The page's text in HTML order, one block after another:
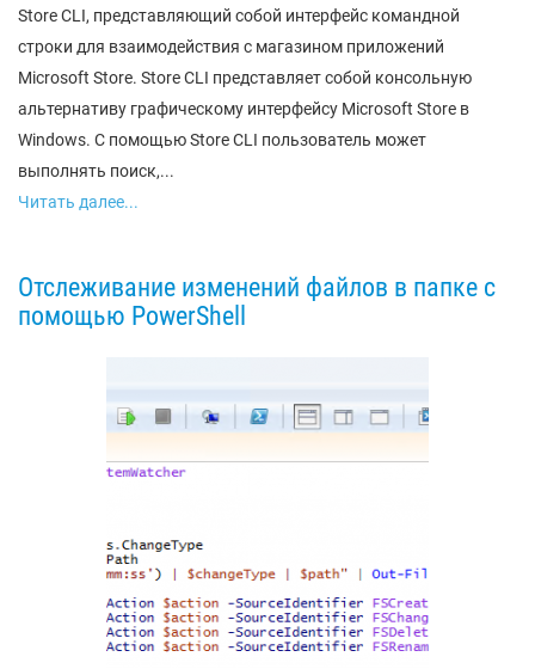
Store CLI, представляющий собой интерфейс командной
строки для взаимодействия с магазином приложений
Microsoft Store. Store CLI представляет собой консольную
альтернативу графическому интерфейсу Microsoft Store в
Windows. С помощью Store CLI пользователь может
выполнять поиск,...
Читать далее...
Отслеживание изменений файлов в папке с
помощью PowerShell